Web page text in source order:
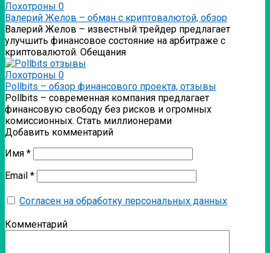
Лохотроны 0
Валерий Желов – обман с криптовалютой, обзор
Валерий Желов – известный трейдер предлагает
улучшить финансовое состояние на арбитраже с
криптовалютой. Обещания
Лохотроны 0
Pollbits – обзор финансового проекта, отзывы
Pollbits – современная компания предлагает
финансовую свободу без рисков и огромных
комиссионных. Стать миллионерами
Добавить комментарий
Имя *
Email *
Согласен на обработку персональных данных
Комментарий